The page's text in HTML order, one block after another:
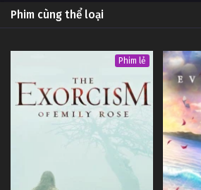
Phim cùng thể loại
Phim lẻ